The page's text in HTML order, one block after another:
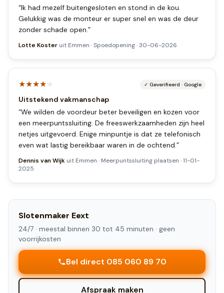
“Ik had mezelf buitengesloten en stond in de kou.
Gelukkig was de monteur er super snel en was de deur
zonder schade open.”
Lotte Koster uit Emmen ·Spoedopening·30-06-2026
★★★★★ ✓ Geverifieerd · Google
Uitstekend vakmanschap
“We wilden de voordeur beter beveiligen en kozen voor
een meerpuntssluiting. De freeswerkzaamheden zijn heel
netjes uitgevoerd. Enige minpuntje is dat ze telefonisch
even wat lastig bereikbaar waren in de ochtend.”
Dennis van Wijk uit Emmen · Meerpuntssluiting plaatsen ·11-01-
2025
Slotenmaker Eext
24/7 · meestal binnen 30 tot 45 minuten · geen
voorrijkosten
Bel direct 085 060 89 70
Afspraak maken